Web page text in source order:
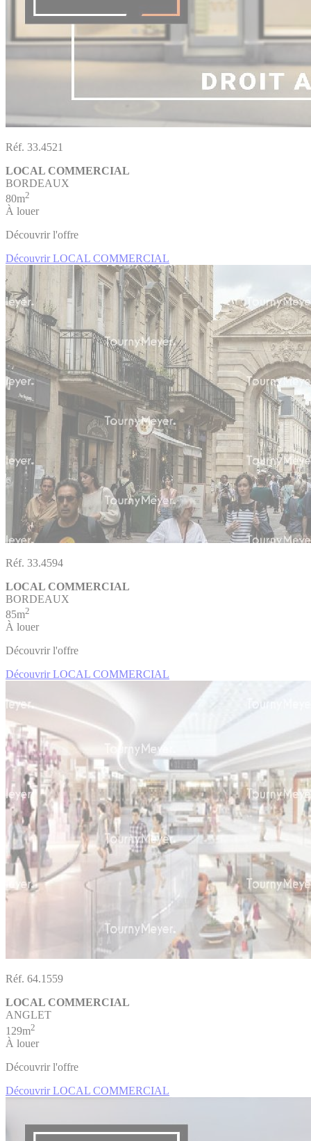
Réf. 33.4521
LOCAL COMMERCIAL
BORDEAUX
80m2
À louer
Découvrir l'offre
Découvrir LOCAL COMMERCIAL
Réf. 33.4594
LOCAL COMMERCIAL
BORDEAUX
85m2
À louer
Découvrir l'offre
Découvrir LOCAL COMMERCIAL
Réf. 64.1559
LOCAL COMMERCIAL
ANGLET
129m2
À louer
Découvrir l'offre
Découvrir LOCAL COMMERCIAL